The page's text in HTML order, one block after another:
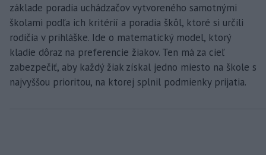
základe poradia uchádzačov vytvoreného samotnými
školami podľa ich kritérií a poradia škôl, ktoré si určili
rodičia v prihláške. Ide o matematický model, ktorý
kladie dôraz na preferencie žiakov. Ten má za cieľ
zabezpečiť, aby každý žiak získal jedno miesto na škole s
najvyššou prioritou, na ktorej splnil podmienky prijatia.